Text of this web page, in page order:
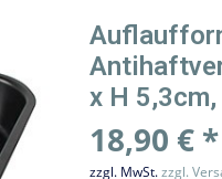
x H
18,90 € *
zzgl. MwSt.zzgl.